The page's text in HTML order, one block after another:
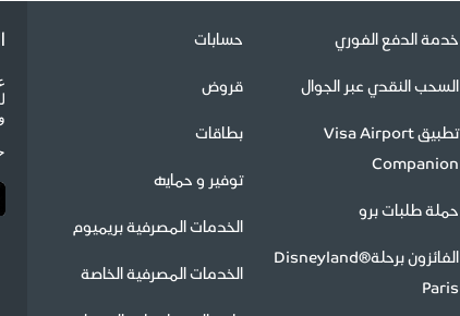
خدمة الدفع الفوري
السحب النقدي عبر الجوال
تطبيق Visa Airport
Companion
حملة طلبات برو
الفائزون برحلةDisneyland®
Paris
حسابات
قروض
بطاقات
توفير و حمايه
الخدمات المصرفية بريميوم
الخدمات المصرفية الخاصة